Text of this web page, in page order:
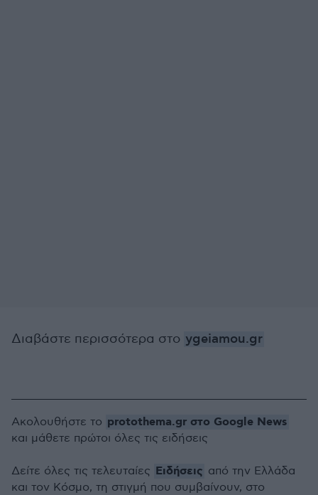
Διαβάστε περισσότερα στο ygeiamou.gr
Ακολουθήστε το protothema.gr στο Google News
και μάθετε πρώτοι όλες τις ειδήσεις
Δείτε όλες τις τελευταίες Ειδήσεις από την Ελλάδα
και τον Κόσμο, τη στιγμή που συμβαίνουν, στο